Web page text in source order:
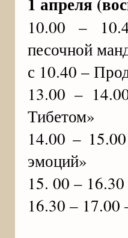
10.00 –
песочной
с 10.40 –
13.00 –
Тибетом»
14.00 –
эмоций»
15. 00 –
16.30 – 17.00